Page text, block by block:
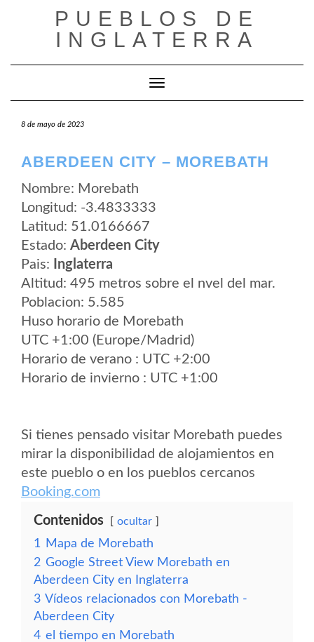
PUEBLOS DE
INGLATERRA
Cambiar modo de navegación
8 de mayo de 2023
ABERDEEN CITY – MOREBATH
Nombre: Morebath
Longitud: -3.4833333
Latitud: 51.0166667
Estado: Aberdeen City
Pais:
Inglaterra
Altitud: 495 metros sobre el nvel del mar.
Poblacion: 5.585
Huso horario de Morebath
UTC +1:00 (Europe/Madrid)
Horario de verano : UTC +2:00
Horario de invierno : UTC +1:00
Si tienes pensado visitar Morebath puedes
mirar la disponibilidad de alojamientos en
este pueblo o en los pueblos cercanos
Booking.com
Contenidos ocultar
1
Mapa de Morebath
2 Google Street View Morebath en
Aberdeen City en Inglaterra
3 Vídeos relacionados con Morebath -
Aberdeen City
4 el tiempo en Morebath